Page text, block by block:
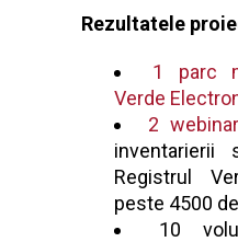
Rezultatele
1 parc
Verde
2
inventarierii
Registrul
peste 4500
10